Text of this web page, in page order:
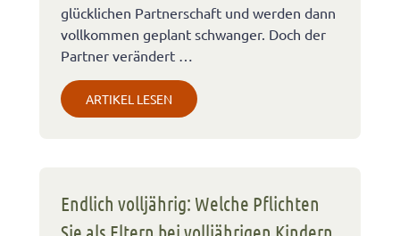
glücklichen Partnerschaft und werden dann
vollkommen geplant schwanger. Doch der
Partner verändert …
ARTIKEL LESEN
Endlich volljährig: Welche Pflichten